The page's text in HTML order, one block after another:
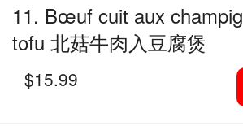
11. Bœuf cuit aux
tofu 北菇牛肉入豆腐煲
$15.99